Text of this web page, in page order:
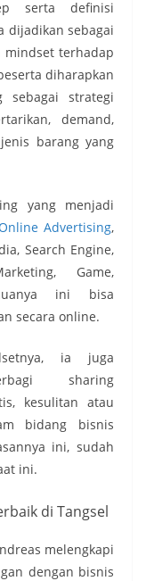
serta definisi
dijadikan sebagai
mindset terhadap
diharapkan
sebagai strategi
demand,
barang yang
yang menjadi
Advertising,
Search Engine,
Game,
ini bisa
secara online.
ia juga
sharing
kesulitan atau
bidang bisnis
ini, sudah
ini.
melengkapi
dengan bisnis